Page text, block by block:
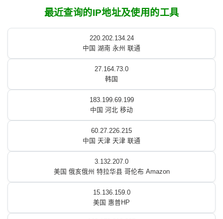
最近查询的IP地址及使用的工具
220.202.134.24
中国 湖南 永州 联通
27.164.73.0
韩国
183.199.69.199
中国 河北 移动
60.27.226.215
中国 天津 天津 联通
3.132.207.0
美国 俄亥俄州 特拉华县 哥伦布 Amazon
15.136.159.0
美国 惠普HP